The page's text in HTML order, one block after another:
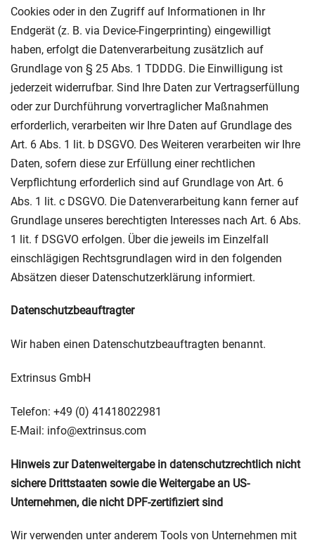
Cookies oder in den Zugriff auf Informationen in Ihr
Endgerät (z. B. via Device-Fingerprinting) eingewilligt
haben, erfolgt die Datenverarbeitung zusätzlich auf
Grundlage von § 25 Abs. 1 TDDDG. Die Einwilligung ist
jederzeit widerrufbar. Sind Ihre Daten zur Vertragserfüllung
oder zur Durchführung vorvertraglicher Maßnahmen
erforderlich, verarbeiten wir Ihre Daten auf Grundlage des
Art. 6 Abs. 1 lit. b DSGVO. Des Weiteren verarbeiten wir Ihre
Daten, sofern diese zur Erfüllung einer rechtlichen
Verpflichtung erforderlich sind auf Grundlage von Art. 6
Abs. 1 lit. c DSGVO. Die Datenverarbeitung kann ferner auf
Grundlage unseres berechtigten Interesses nach Art. 6 Abs.
1 lit. f DSGVO erfolgen. Über die jeweils im Einzelfall
einschlägigen Rechtsgrundlagen wird in den folgenden
Absätzen dieser Datenschutzerklärung informiert.
Datenschutz­beauftragter
Wir haben einen Datenschutzbeauftragten benannt.
Extrinsus GmbH
Telefon: +49 (0) 41418022981
E-Mail: info@extrinsus.com
Hinweis zur Datenweitergabe in datenschutzrechtlich nicht
sichere Drittstaaten sowie die Weitergabe an US-
Unternehmen, die nicht DPF-zertifiziert sind
Wir verwenden unter anderem Tools von Unternehmen mit